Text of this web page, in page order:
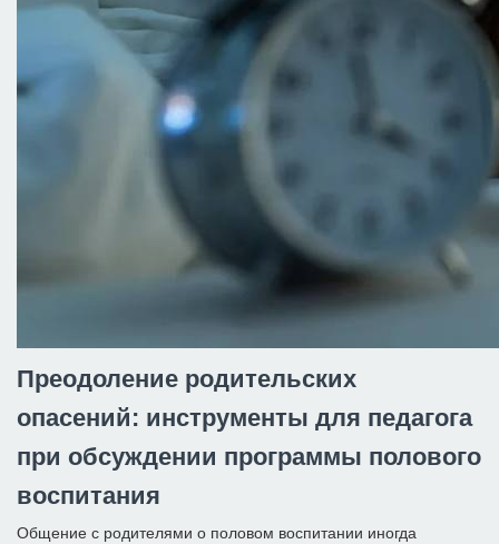
Преодоление родительских
опасений: инструменты для педагога
при обсуждении программы полового
воспитания
Общение с родителями о половом воспитании иногда